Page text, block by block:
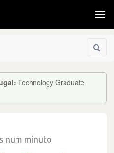
Technology Graduate
num minuto